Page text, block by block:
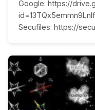
Google: https://
Secufiles: https://